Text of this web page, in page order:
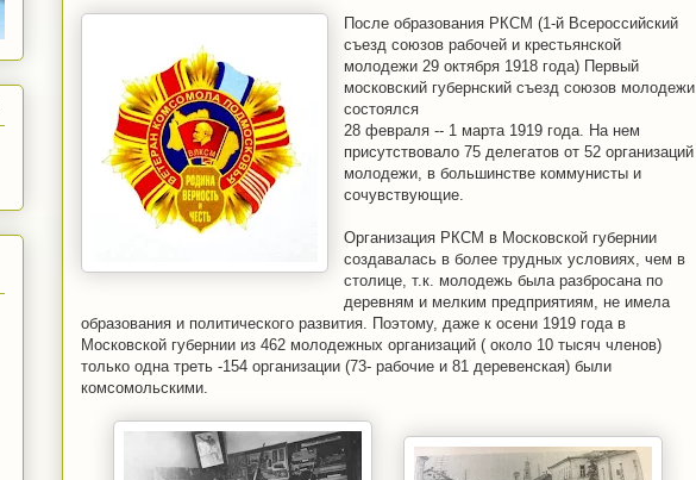
После образования РКСМ (1-й Всероссийский
съезд союзов рабочей и крестьянской
молодежи 29 октября 1918 года) Первый
московский губернский съезд союзов молодежи
состоялся
28 февраля -- 1 марта 1919 года. На нем
присутствовало 75 делегатов от 52 организаций
молодежи, в большинстве коммунисты и
сочувствующие.
Организация РКСМ в Московской губернии
создавалась в более трудных условиях, чем в
столице, т.к. молодежь была разбросана по
деревням и мелким предприятиям, не имела
образования и политического развития. Поэтому, даже к осени 1919 года в
Московской губернии из 462 молодежных организаций ( около 10 тысяч членов)
только одна треть -154 организации (73- рабочие и 81 деревенская) были
комсомольскими.